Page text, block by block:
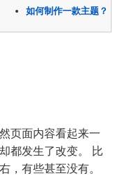
如何制作一款主题？
页面内容看起来一
都发生了改变。 比
，有些甚至没有。